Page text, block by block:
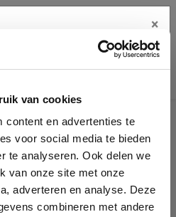
van cookies
content en advertenties te
voor social media te bieden
te analyseren. Ook delen we
van onze site met onze
adverteren en analyse. Deze
combineren met andere
details
×